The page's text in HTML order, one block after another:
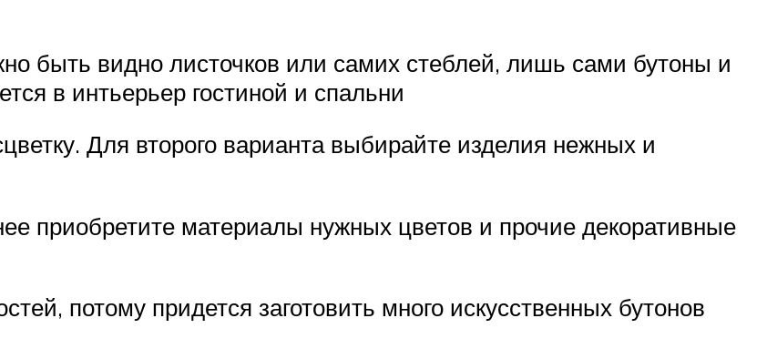
быть видно листочков или самих стеблей, лишь сами бутоны и
в интьерьер гостиной и спальни
Для второго варианта выбирайте изделия нежных и
приобретите материалы нужных цветов и прочие декоративные
потому придется заготовить много искусственных бутонов